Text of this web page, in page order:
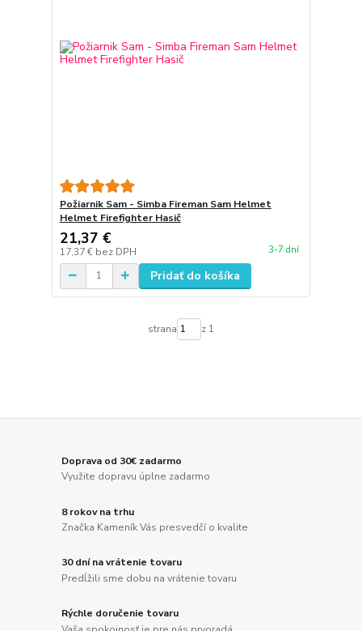
Požiarnik Sam - Simba Fireman Sam Helmet
Helmet Firefighter Hasič
21,37 €
17,37 € bez DPH 3-7 dní
Pridať do košíka
strana z 1
Doprava od 30€ zadarmo
Využite dopravu úplne zadarmo
8 rokov na trhu
Značka Kameník Vás presvedčí o kvalite
30 dní na vrátenie tovaru
Predĺžili sme dobu na vrátenie tovaru
Rýchle doručenie tovaru